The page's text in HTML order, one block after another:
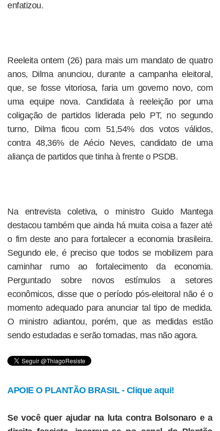
enfatizou.
Reeleita ontem (26) para mais um mandato de quatro
anos, Dilma anunciou, durante a campanha eleitoral,
que, se fosse vitoriosa, faria um governo novo, com
uma equipe nova. Candidata à reeleição por uma
coligação de partidos liderada pelo PT, no segundo
turno, Dilma ficou com 51,54% dos votos válidos,
contra 48,36% de Aécio Neves, candidato de uma
aliança de partidos que tinha à frente o PSDB.
Na entrevista coletiva, o ministro Guido Mantega
destacou também que ainda há muita coisa a fazer até
o fim deste ano para fortalecer a economia brasileira.
Segundo ele, é preciso que todos se mobilizem para
caminhar rumo ao fortalecimento da economia.
Perguntado sobre novos estímulos a setores
econômicos, disse que o período pós-eleitoral não é o
momento adequado para anunciar tal tipo de medida.
O ministro adiantou, porém, que as medidas estão
sendo estudadas e serão tomadas, mas não agora.
APOIE O PLANTÃO BRASIL - Clique aqui!
Se você quer ajudar na luta contra Bolsonaro e a